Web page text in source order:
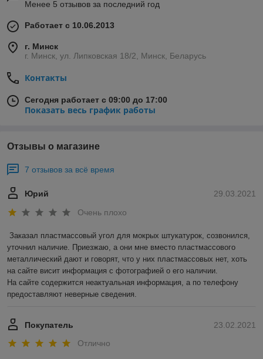
Менее 5 отзывов за последний год
Работает с 10.06.2013
г. Минск
г. Минск, ул. Липковская 18/2, Минск, Беларусь
Контакты
Сегодня работает с 09:00 до 17:00
Показать весь график работы
Отзывы о магазине
7 отзывов за всё время
29.03.2021
Юрий
Очень плохо
Заказал пластмассовый угол для мокрых штукатурок, созвонился,
уточнил наличие. Приезжаю, а они мне вместо пластмассового
металлический дают и говорят, что у них пластмассовых нет, хоть
на сайте висит информация с фотографией о его наличии.
На сайте содержится неактуальная информация, а по телефону
предоставляют неверные сведения.
23.02.2021
Покупатель
Отлично